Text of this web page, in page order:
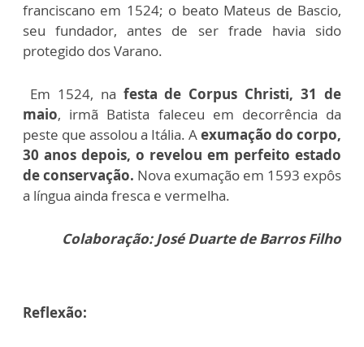
franciscano em 1524; o beato Mateus de Bascio,
seu fundador, antes de ser frade havia sido
protegido dos Varano.
Em 1524, na festa de Corpus Christi, 31 de
maio, irmã Batista faleceu em decorrência da
peste que assolou a Itália. Aexumação do corpo,
30 anos depois, o revelou em perfeito estado
de conservação. Nova exumação em 1593 expôs
a língua ainda fresca e vermelha.
Colaboração: José Duarte de Barros Filho
Reflexão: